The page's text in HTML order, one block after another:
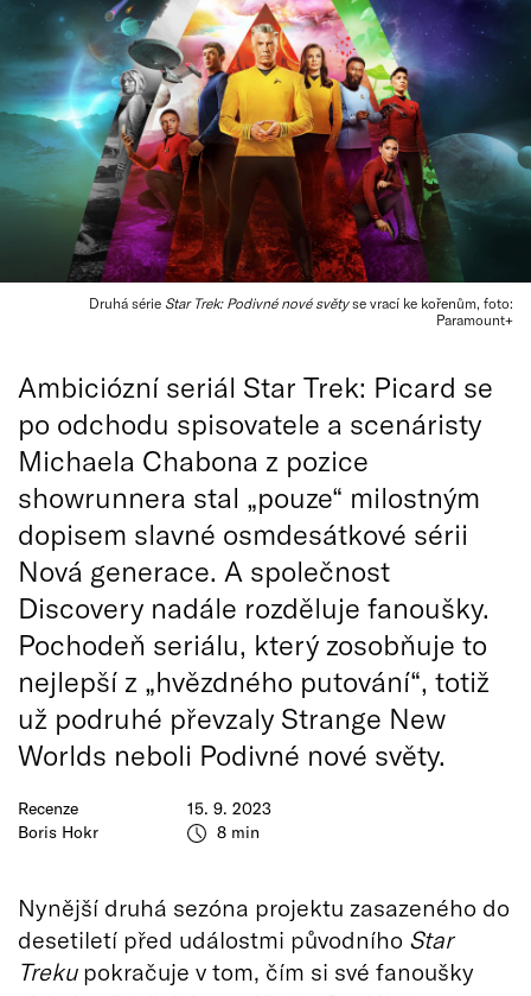
Druhá série Star Trek: Podivné nové světyse vrací ke kořenům, foto:
Paramount+
Recenze
Boris Hokr
15. 9. 2023
8 min
Ambiciózní seriál Star Trek: Picard se
po odchodu spisovatele a scenáristy
Michaela Chabona z pozice
showrunnera stal „pouze“ milostným
dopisem slavné osmdesátkové sérii
Nová generace. A společnost
Discovery nadále rozděluje fanoušky.
Pochodeň seriálu, který zosobňuje to
nejlepší z „hvězdného putování“, totiž
už podruhé převzaly Strange New
Worlds neboli Podivné nové světy.
Nynější druhá sezóna projektu zasazeného do
desetiletí před událostmi původního Star
Trekupokračuje v tom, čím si své fanoušky